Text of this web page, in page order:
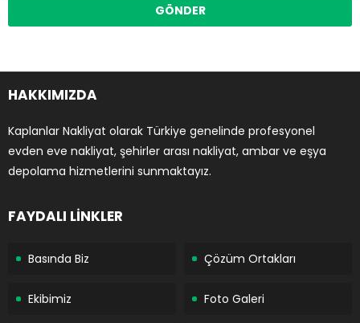
HAKKIMIZDA
Kaplanlar Nakliyat olarak Türkiye genelinde profesyonel
evden eve nakliyat, şehirler arası nakliyat, ambar ve eşya
depolama hizmetlerini sunmaktayız.
FAYDALI LİNKLER
Basında Biz Çözüm Ortakları
Ekibimiz Foto Galeri